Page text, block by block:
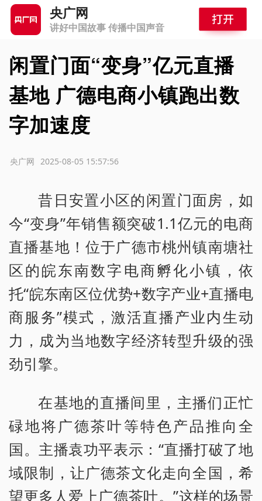
央广网
讲好中国故事 传播中国声音
闲置门面“变身”亿元直播
基地 广德电商小镇跑出数
字加速度
2025-08-05 15:57:56
央广网
昔日安置小区的闲置门面房，如
今“变身”年销售额突破1.1亿元的电商
直播基地！位于广德市桃州镇南塘社
区的皖东南数字电商孵化小镇，依
托“皖东南区位优势+数字产业+直播电
商服务”模式，激活直播产业内生动
力，成为当地数字经济转型升级的强
劲引擎。
在基地的直播间里，主播们正忙
碌地将广德茶叶等特色产品推向全
国。主播袁功平表示：“直播打破了地
域限制，让广德茶文化走向全国，希
望更多人爱上广德茶叶。”这样的场景